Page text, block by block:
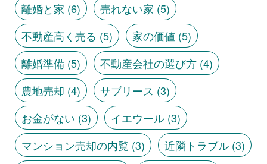
離婚と家 (6) 売れない家 (5)
不動産高く売る (5) 家の価値 (5)
離婚準備(5) 不動産会社の選び方(4)
農地売却 (4) サブリース (3)
お金がない (3) イエウール(3)
マンション売却の内覧 (3) 近隣トラブル(3)